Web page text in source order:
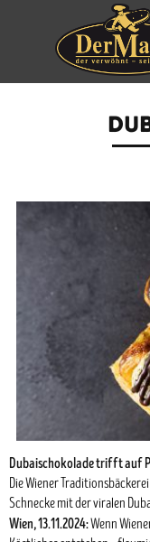
Dubaischokolade trifft auf
Die Wiener
Schnecke mit der viralen
Wien, 13.11.2024:Wenn